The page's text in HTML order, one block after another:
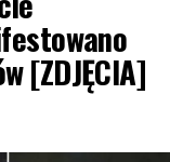
[ZDJĘCIA]